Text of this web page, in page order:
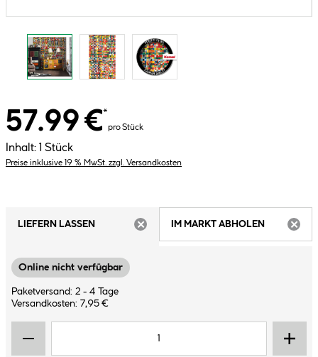
57.99 €*
pro Stück
Inhalt: 1 Stück
Preise inklusive 19 % MwSt. zzgl. Versandkosten
LIEFERN LASSEN
IM MARKT ABHOLEN
Online nicht verfügbar
Paketversand: 2 - 4 Tage
Versandkosten: 7,95 €